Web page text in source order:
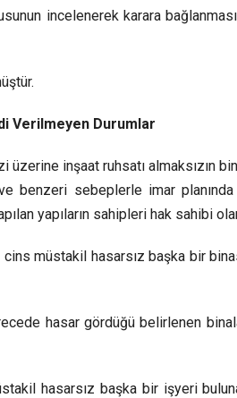
incelenerek karara
Verilmeyen Durumlar
inşaat ruhsatı almaksızın
benzeri sebeplerle imar planında
yapıların sahipleri hak sahibi
müstakil hasarsız başka bir
hasar gördüğü belirlenen
hasarsız başka bir işyeri